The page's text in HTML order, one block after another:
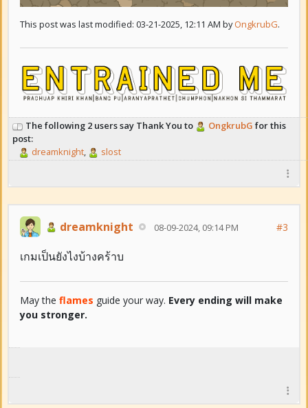
This post was last modified: 03-21-2025, 12:11 AM byOngkrubG.
The following 2 users say Thank You to OngkrubG for this
post:
dreamknight, slost
dreamknight 08-09-2024, 09:14 PM #3
เกมเป็นยังไงบ้างคร้าบ
May the flames guide your way. Every ending will make
you stronger.